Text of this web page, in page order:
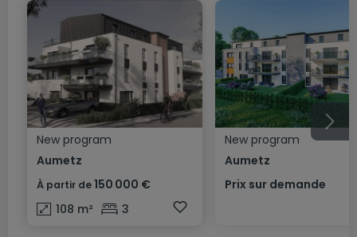
New program
Aumetz
À partir de150 000 €
108 m² 3
New program
Aumetz
Prix sur demande